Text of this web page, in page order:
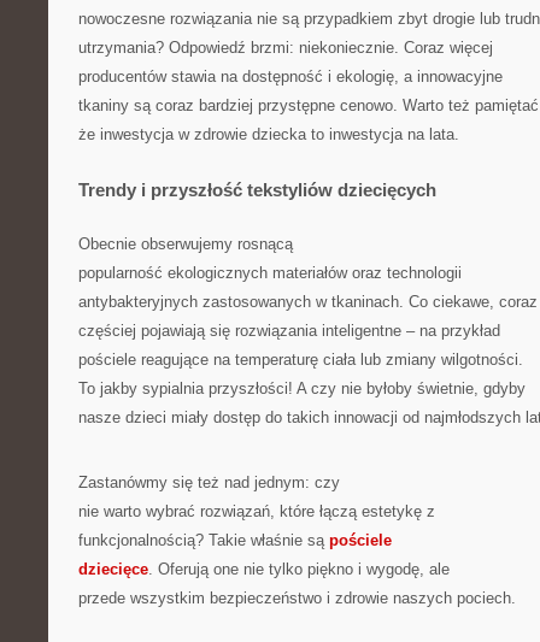
nowoczesne rozwiązania nie są przypadkiem zbyt drogie lub
utrzymania? Odpowiedź brzmi: niekoniecznie. Coraz więcej
producentów stawia na dostępność i ekologię, a innowacyjne
tkaniny są coraz bardziej przystępne cenowo. Warto też
że inwestycja w zdrowie dziecka to inwestycja na lata.
Trendy i przyszłość tekstyliów dziecięcych
Obecnie obserwujemy rosnącą
popularność ekologicznych materiałów oraz technologii
antybakteryjnych zastosowanych w tkaninach. Co ciekawe, coraz
częściej pojawiają się rozwiązania inteligentne – na przykład
pościele reagujące na temperaturę ciała lub zmiany wilgotności.
To jakby sypialnia przyszłości! A czy nie byłoby świetnie, gdyby
nasze dzieci miały dostęp do takich innowacji od najmłodszych
Zastanówmy się też nad jednym: czy
nie warto wybrać rozwiązań, które łączą estetykę z
funkcjonalnością? Takie właśnie są pościele
dziecięce. Oferują one nie tylko piękno i wygodę, ale
przede wszystkim bezpieczeństwo i zdrowie naszych pociech.